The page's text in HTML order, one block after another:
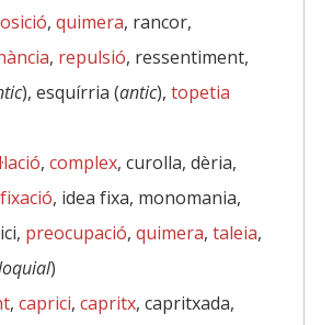
, quimera, rancor,
, repulsió, ressentiment,
), esquírria (antic), topetia
, complex, curolla, dèria,
fixació, idea fixa, monomania,
preocupació, quimera, taleia,
)
, caprici, capritx, capritxada,